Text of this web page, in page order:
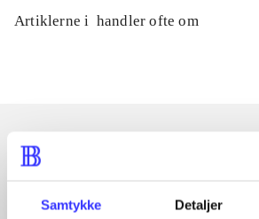
Samtykke Detaljer
Artiklerne i handler ofte om